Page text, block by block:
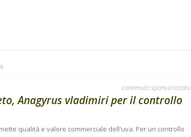
contenuto sponsorizzato
Anagyrus vladimiri per il controllo
qualità e valore commerciale dell'uva. Per un controllo